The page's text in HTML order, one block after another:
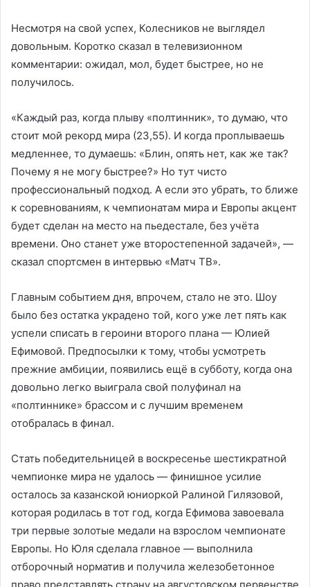
Несмотря на свой успех, Колесников не выглядел
довольным. Коротко сказал в телевизионном
комментарии: ожидал, мол, будет быстрее, но не
получилось.
«Каждый раз, когда плыву «полтинник», то думаю, что
стоит мой рекорд мира (23,55). И когда проплываешь
медленнее, то думаешь: «Блин, опять нет, как же так?
Почему я не могу быстрее?» Но тут чисто
профессиональный подход. А если это убрать, то ближе
к соревнованиям, к чемпионатам мира и Европы акцент
будет сделан на место на пьедестале, без учёта
времени. Оно станет уже второстепенной задачей», —
сказал спортсмен в интервью «Матч ТВ».
Главным событием дня, впрочем, стало не это. Шоу
было без остатка украдено той, кого уже лет пять как
успели списать в героини второго плана — Юлией
Ефимовой. Предпосылки к тому, чтобы усмотреть
прежние амбиции, появились ещё в субботу, когда она
довольно легко выиграла свой полуфинал на
«полтиннике» брассом и с лучшим временем
отобралась в финал.
Стать победительницей в воскресенье шестикратной
чемпионке мира не удалось — финишное усилие
осталось за казанской юниоркой Ралиной Гилязовой,
которая родилась в тот год, когда Ефимова завоевала
три первые золотые медали на взрослом чемпионате
Европы. Но Юля сделала главное — выполнила
отборочный норматив и получила железобетонное